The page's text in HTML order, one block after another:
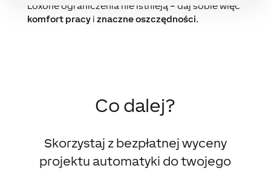
Loxone ograniczenia nie istnieją – daj sobie więc
komfort pracyi znaczne oszczędności.
Co dalej?
Skorzystaj z bezpłatnej wyceny
projektu automatyki do twojego